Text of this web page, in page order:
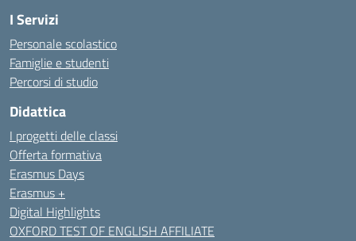
I Servizi
Personale scolastico
Famiglie e studenti
Percorsi di studio
Didattica
I progetti delle classi
Offerta formativa
Erasmus Days
Erasmus +
Digital Highlights
OXFORD TEST OF ENGLISH AFFILIATE